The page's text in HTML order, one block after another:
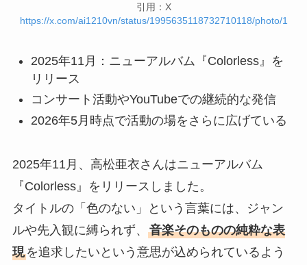
引用：X
https://x.com/ai1210vn/status/1995635118732710118/photo/1
2025年11月：ニューアルバム『Colorless』を
リリース
コンサート活動やYouTubeでの継続的な発信
2026年5月時点で活動の場をさらに広げている
2025年11月、高松亜衣さんはニューアルバム
『Colorless』をリリースしました。
タイトルの「色のない」という言葉には、ジャン
ルや先入観に縛られず、 音楽そのものの純粋な表
現を追求したいという意思が込められているよう